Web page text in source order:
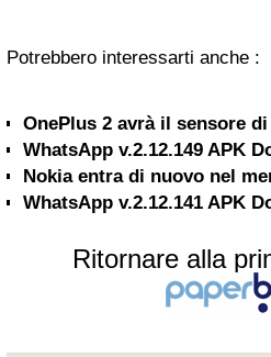
Potrebbero interessarti anche :
OnePlus 2 avrà il sensore
WhatsApp v.2.12.149 APK
Nokia entra di nuovo nel
WhatsApp v.2.12.141 APK
Ritornare alla